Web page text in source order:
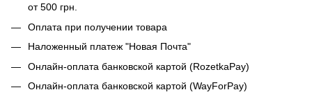
от 500 грн.
Оплата при получении товара
Наложенный платеж "Новая Почта"
Онлайн-оплата банковской картой (RozetkaPay)
Онлайн-оплата банковской картой (WayForPay)